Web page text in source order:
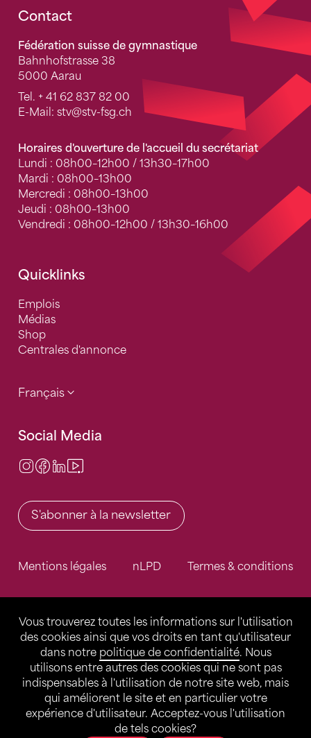
Vous trouverez toutes les informations sur l'utilisation
des cookies ainsi que vos droits en tant qu'utilisateur
dans notre politique de confidentialité. Nous
utilisons entre autres des cookies qui ne sont pas
indispensables à l'utilisation de notre site web, mais
qui améliorent le site et en particulier votre
expérience d'utilisateur. Acceptez-vous l'utilisation
de tels cookies?
Fusszeile
Contact
Fédération suisse de gymnastique
Bahnhofstrasse 38
5000 Aarau
Tel. + 41 62 837 82 00
E-Mail: stv@stv-fsg.ch
Horaires d'ouverture de l'accueil du secrétariat
Lundi : 08h00–12h00 / 13h30–17h00
Mardi : 08h00–13h00
Mercredi : 08h00–13h00
Jeudi : 08h00–13h00
Vendredi : 08h00–12h00 / 13h30–16h00
Quicklinks
Emplois
Médias
Shop
Centrales d'annonce
Français
Social Media
Instagram
Facebook
LinkedIn
S'abonner à la newsletter
Mentions légales nLPD Termes & conditions